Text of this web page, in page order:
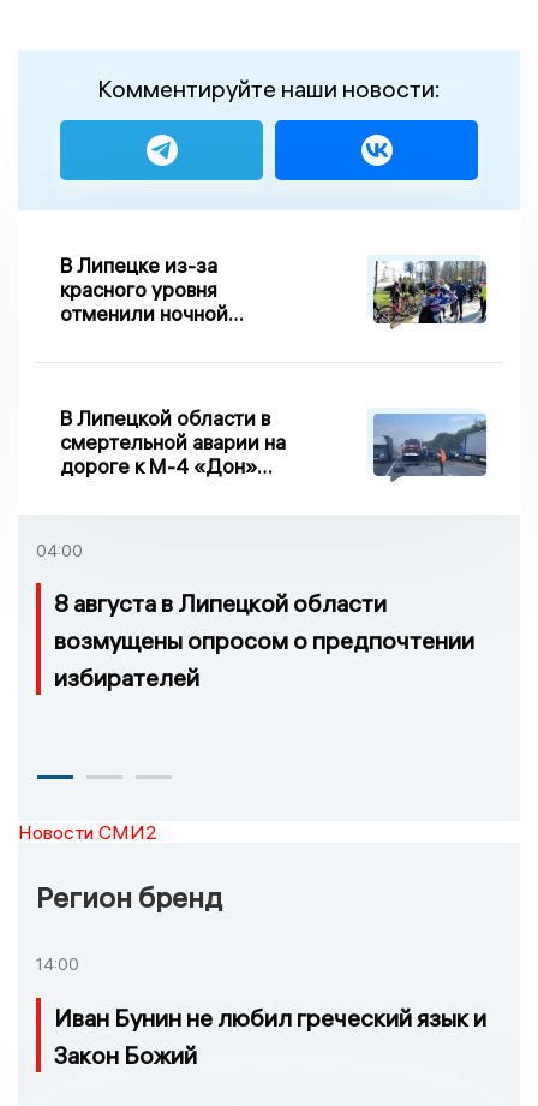
Комментируйте наши новости:
В Липецке из-за
красного уровня
отменили ночной
В Липецкой области в
смертельной аварии на
дороге к М-4 «Дон»
04:00
8 августа в Липецкой области
возмущены опросом о предпочтении
избирателей
Новости СМИ2
Регион бренд
14:00
Иван Бунин не любил греческий язык и
Закон Божий